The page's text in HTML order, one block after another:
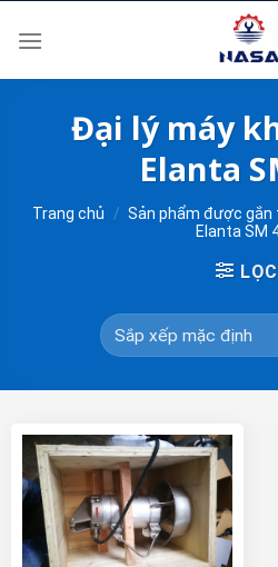
Đại lý máy
Elanta
Trang chủ / Sản phẩm được gắn
Elanta SM
LỌC